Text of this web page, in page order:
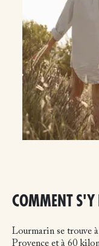
COMMENT S'Y
Lourmarin se trouve
Provence et à 60